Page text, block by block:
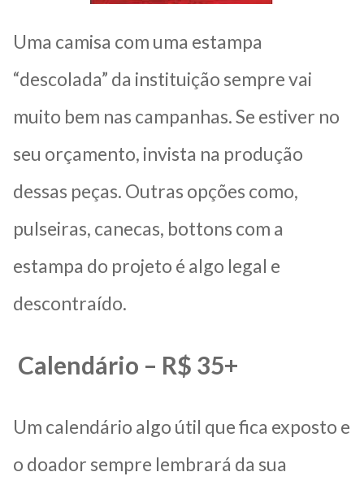
Uma camisa com uma estampa
“descolada” da instituição sempre vai
muito bem nas campanhas. Se estiver no
seu orçamento, invista na produção
dessas peças. Outras opções como,
pulseiras, canecas, bottons com a
estampa do projeto é algo legal e
descontraído.
Calendário – R$ 35+
Um calendário algo útil que fica exposto e
o doador sempre lembrará da sua